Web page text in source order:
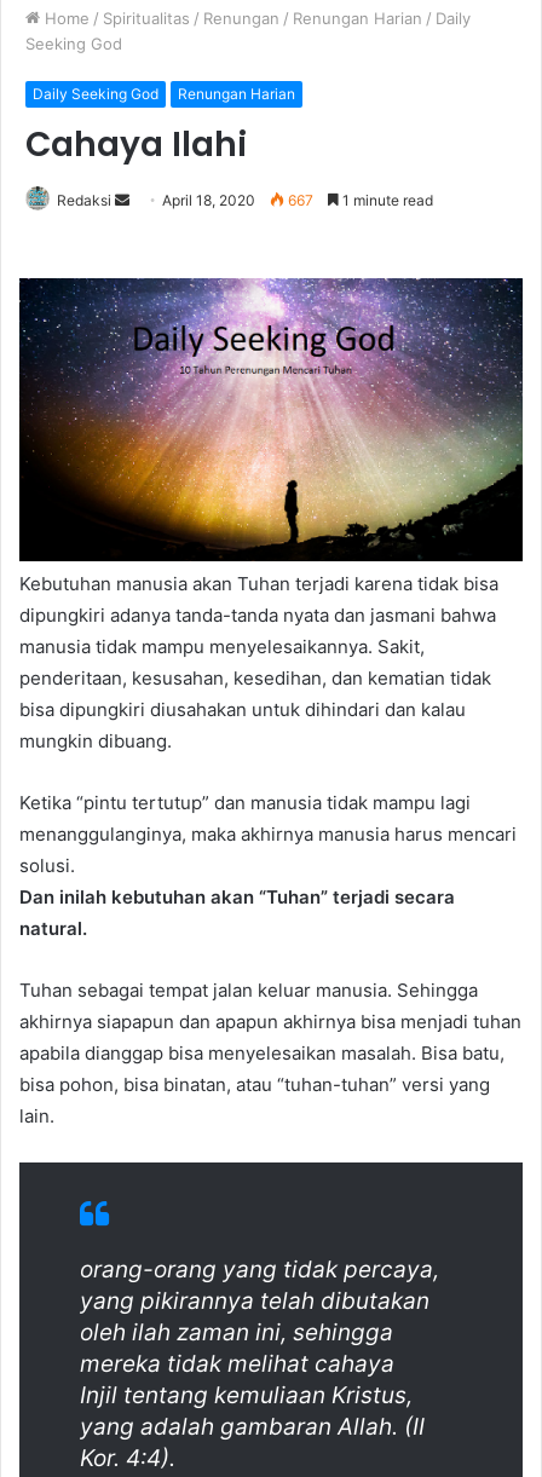
Home / Spiritualitas / Renungan / Renungan Harian / Daily
Seeking God
Daily Seeking God Renungan Harian
Cahaya Ilahi
Redaksi
d
a
n
e
m
a
i
l
April 18, 2020 667 1 minute read
Kebutuhan manusia akan Tuhan terjadi karena tidak bisa
dipungkiri adanya tanda-tanda nyata dan jasmani bahwa
manusia tidak mampu menyelesaikannya. Sakit,
penderitaan, kesusahan, kesedihan, dan kematian tidak
bisa dipungkiri diusahakan untuk dihindari dan kalau
mungkin dibuang.
Ketika “pintu tertutup” dan manusia tidak mampu lagi
menanggulanginya, maka akhirnya manusia harus mencari
solusi.
Dan inilah kebutuhan akan “Tuhan” terjadi secara
natural.
Tuhan sebagai tempat jalan keluar manusia. Sehingga
akhirnya siapapun dan apapun akhirnya bisa menjadi tuhan
apabila dianggap bisa menyelesaikan masalah. Bisa batu,
bisa pohon, bisa binatan, atau “tuhan-tuhan” versi yang
lain.
orang-orang yang tidak percaya,
yang pikirannya telah dibutakan
oleh ilah zaman ini, sehingga
mereka tidak melihat cahaya
Injil tentang kemuliaan Kristus,
yang adalah gambaran Allah. (II
Kor. 4:4).